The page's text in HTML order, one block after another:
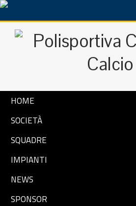
HOME
SOCIETÀ
SQUADRE
IMPIANTI
NEWS
SPONSOR